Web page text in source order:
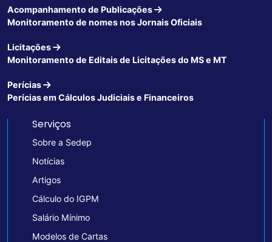
Acompanhamento de Publicações
Monitoramento de nomes nos Jornais Oficiais
Licitações
Monitoramento de Editais de Licitações do MS e MT
Perícias
Perícias em Cálculos Judiciais e Financeiros
Serviços
Sobre a Sedep
Notícias
Artigos
Cálculo do IGPM
Salário Mínimo
Modelos de Cartas